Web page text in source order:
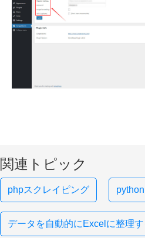
関連トピック
phpスクレイピング
データを自動的にExcelに整理す